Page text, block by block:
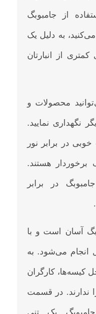
از جامبوبگ
به دلیل یک
از انبارتان
محصولات و
نگهداری نمایید.
در برابر نور
هستند.
در برابر
آسان است و با
انجام می‌شود. به
کیسه‌ها، کارگران
ندارند. در قسمت